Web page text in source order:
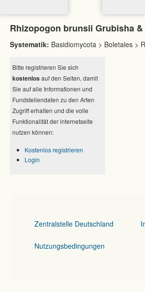
Rhizopogon brunsii Grubisha &
Systematik: Basidiomycota > Boletales >
Bitte registrieren Sie sich
kostenlos auf den Seiten, damit
Sie auf alle Informationen und
Fundstellendaten zu den Arten
Zugriff erhalten und die volle
Funktionalität der internetseite
nutzen können:
Kostenlos registrieren
Login
Zentralstelle Deutschland
Nutzungsbedingungen